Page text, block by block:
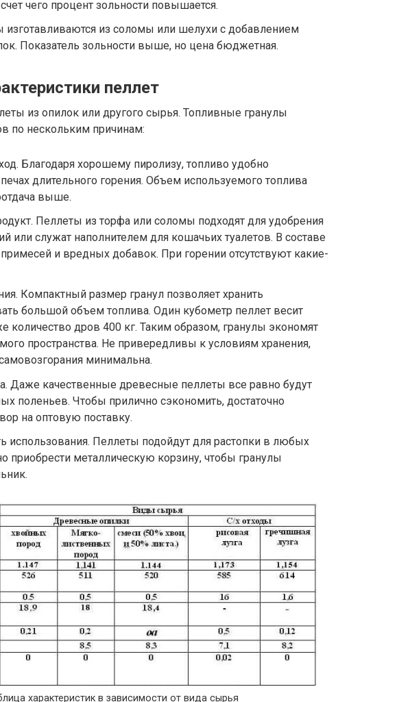
чего процент зольности повышается.
изготавливаются из соломы или шелухи с добавлением
Показатель зольности выше, но цена бюджетная.
пеллет
из опилок или другого сырья. Топливные гранулы
по нескольким причинам:
Благодаря хорошему пиролизу, топливо удобно
длительного горения. Объем используемого топлива
выше.
Пеллеты из торфа или соломы подходят для удобрения
или служат наполнителем для кошачьих туалетов. В составе
и вредных добавок. При горении отсутствуют какие-
Компактный размер гранул позволяет хранить
большой объем топлива. Один кубометр пеллет весит
количество дров 400 кг. Таким образом, гранулы экономят
пространства. Не привередливы к условиям хранения,
минимальна.
Даже качественные древесные пеллеты все равно будут
поленьев. Чтобы прилично сэкономить, достаточно
на оптовую поставку.
использования. Пеллеты подойдут для растопки в любых
приобрести металлическую корзину, чтобы гранулы
характеристик в зависимости от вида сырья